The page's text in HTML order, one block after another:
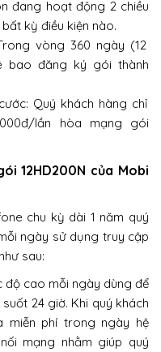
đang hoạt động 2 chiều
kỳ điều kiện nào.
vòng 360 ngày (12
bao đăng ký gói thành
Quý khách hàng chỉ
lần hòa mạng gói
12HD200N của Mobi
chu kỳ dài 1 năm quý
ngày sử dụng truy cập
sau:
độ cao mỗi ngày dùng để
24 giờ. Khi quý khách
miễn phí trong ngày hệ
mạng nhằm giúp quý